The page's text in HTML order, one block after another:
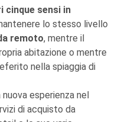
cinque sensi in
lo stesso livello
remoto, mentre il
abitazione o mentre
nella spiaggia di
esperienza nel
di acquisto da